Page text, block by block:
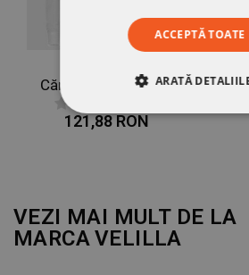
Cămașă pentru bărbați cu stand guler VELILLA ALB
121,88 RON
VEZI MAI MULT DE LA
MARCA VELILLA
ACCEPTĂ TOATE
ARATĂ
STRICT NECESARE
DE FUNCŢIONALITATE